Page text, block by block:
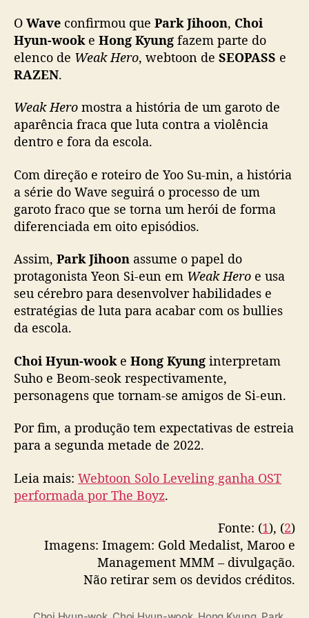
i
H
w
o
e
H
g
y
u
n
g
r
e
l
r
ã
d
b
a
s
a
O Wave confirmou que Park Jihoon, Choi
Hyun-wooke Hong Kyung fazem parte do
elenco de Weak Hero, webtoon de SEOPASS e
RAZEN.
Weak Hero mostra a história de um garoto de
aparência fraca que luta contra a violência
dentro e fora da escola.
Com direção e roteiro de Yoo Su-min, a história
a série do Wave seguirá o processo de um
garoto fraco que se torna um herói de forma
diferenciada em oito episódios.
Assim, Park Jihoon assume o papel do
protagonista Yeon Si-eun em Weak Hero e usa
seu cérebro para desenvolver habilidades e
estratégias de luta para acabar com os bullies
da escola.
Choi Hyun-wooke Hong Kyung interpretam
Suho e Beom-seok respectivamente,
personagens que tornam-se amigos de Si-eun.
Por fim, a produção tem expectativas de estreia
para a segunda metade de 2022.
Leia mais: Webtoon Solo Leveling ganha OST
performada por The Boyz.
Fonte: (1), (2)
Imagens: Imagem: Gold Medalist, Maroo e
Management MMM – divulgação.
Não retirar sem os devidos créditos.